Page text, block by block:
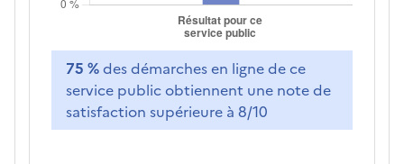
75 %des démarches en ligne de ce
service public obtiennent une note de
satisfaction supérieure à 8/10